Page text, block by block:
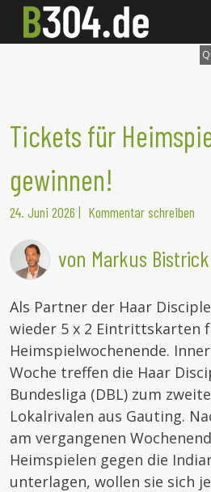
Tickets für
gewinnen!
24. Juni 2026 | Kommentar schreiben
von Markus Bistrick
Als Partner der Haar
wieder 5 x 2 Eintrittskarten
Heimspielwochenende.
Woche treffen die Haar
Bundesliga (DBL) zum
Lokalrivalen aus Gauting.
am vergangenen
Heimspielen gegen die
unterlagen, wollen sie sich